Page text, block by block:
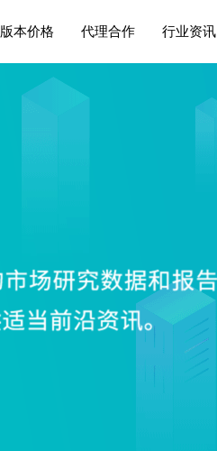
版本价格 代理合作 行业资讯